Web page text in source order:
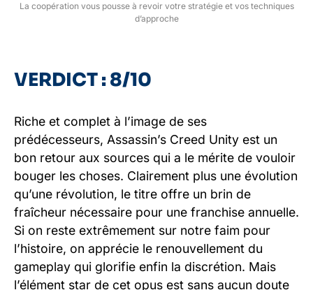
La coopération vous pousse à revoir votre stratégie et vos techniques
d’approche
VERDICT : 8/10
Riche et complet à l’image de ses
prédécesseurs, Assassin’s Creed Unity est un
bon retour aux sources qui a le mérite de vouloir
bouger les choses. Clairement plus une évolution
qu’une révolution, le titre offre un brin de
fraîcheur nécessaire pour une franchise annuelle.
Si on reste extrêmement sur notre faim pour
l’histoire, on apprécie le renouvellement du
gameplay qui glorifie enfin la discrétion. Mais
l’élément star de cet opus est sans aucun doute